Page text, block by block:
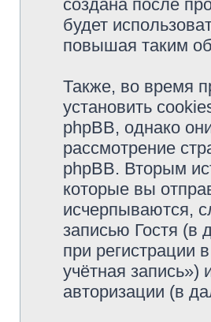
создана после
будет
повышая таким
Также, во время
установить
phpBB, однако
рассмотрение
phpBB. Вторым
которые вы
исчерпываются,
записью Гостя
при регистрации
учётная
авторизации (в